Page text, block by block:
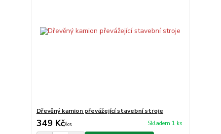
Dřevěný kamion převážející stavební stroje
349 Kč/ks Skladem 1 ks